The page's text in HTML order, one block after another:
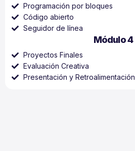
Programación por bloques
Código abierto
Seguidor de línea
Módulo 4
Proyectos Finales
Evaluación Creativa
Presentación y Retroalimentación